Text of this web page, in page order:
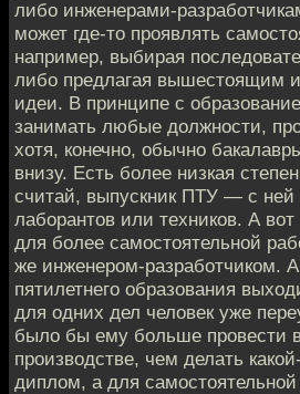
либо инженерами-
может где-то проявлять
например, выбирая
либо предлагая вышестоящим
идеи. В принципе с
занимать любые должности,
хотя, конечно, обычно
внизу. Есть более низкая
считай, выпускник ПТУ — с ней
лаборантов или техников. А
для более самостоятельной
же инженером-разработчиком.
пятилетнего образования
для одних дел человек уже
было бы ему больше провести
производстве, чем делать
диплом, а для